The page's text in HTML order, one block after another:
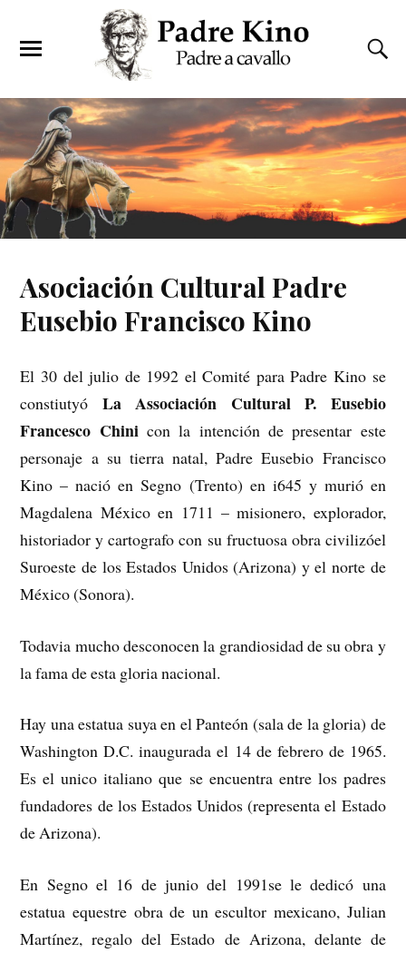
Asociación Cultural Padre
Eusebio Francisco Kino
El 30 del julio de 1992 el Comité para Padre Kino se
constiutyó La Associación Cultural P. Eusebio
Francesco Chinicon la intención de presentar este
personaje a su tierra natal, Padre Eusebio Francisco
Kino – nació en Segno (Trento) en i645 y murió en
Magdalena México en 1711 – misionero, explorador,
historiador y cartografo con su fructuosa obra civilizóel
Suroeste de los Estados Unidos (Arizona) y el norte de
México (Sonora).
Todavia mucho desconocen la grandiosidad de su obra y
la fama de esta gloria nacional.
Hay una estatua suya en el Panteón (sala de la gloria) de
Washington D.C. inaugurada el 14 de febrero de 1965.
Es el unico italiano que se encuentra entre los padres
fundadores de los Estados Unidos (representa el Estado
de Arizona).
En Segno el 16 de junio del 1991se le dedicó una
estatua equestre obra de un escultor mexicano, Julian
Martínez, regalo del Estado de Arizona, delante de